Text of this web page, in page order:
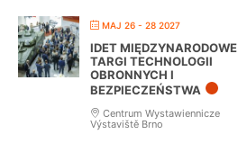
MAJ 26 - 28 2027
IDET MIĘDZYNARODOWE
TARGI TECHNOLOGII
OBRONNYCH I
BEZPIECZEŃSTWA
Centrum Wystawiennicze
Výstaviště Brno